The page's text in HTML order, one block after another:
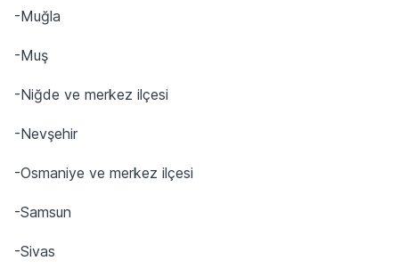
-Muğla
-Muş
-Niğde ve merkez ilçesi
-Nevşehir
-Osmaniye ve merkez ilçesi
-Samsun
-Sivas